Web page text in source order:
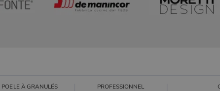
POELE À GRANULÉS PROFESSIONNEL